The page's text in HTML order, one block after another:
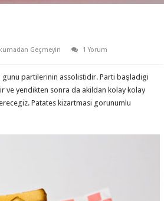
Geçmeyin
1 Yorum
partilerinin assolistidir. Parti başladigi
yendikten sonra da akildan kolay kolay
Patates kizartmasi gorunumlu